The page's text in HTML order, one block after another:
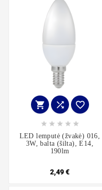
  
    
LED lemputė (žvakė) 016,
3W, balta (šilta), E14,
190lm
2,49 €